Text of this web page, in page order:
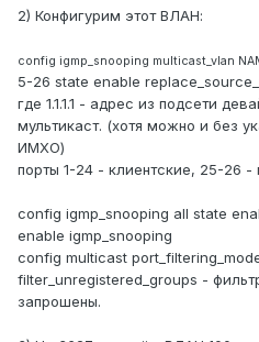
2) Конфигурим этот ВЛАН:
config igmp_snooping multicast_vlan
5-26 state enable replace_source_ip
где 1.1.1.1 - адрес из подсети
мультикаст. (хотя можно и без
ИМХО)
порты 1-24 - клиентские, 25-26 -
config igmp_snooping all state
enable igmp_snooping
сonfig multicast
filter_unregistered_groups -
запрошены.